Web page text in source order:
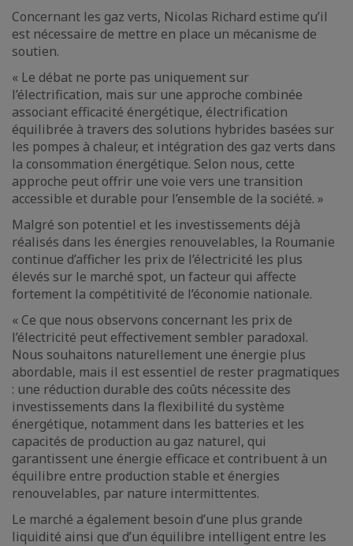
Concernant les gaz verts, Nicolas Richard estime qu’il
est nécessaire de mettre en place un mécanisme de
soutien.
« Le débat ne porte pas uniquement sur
l’électrification, mais sur une approche combinée
associant efficacité énergétique, électrification
équilibrée à travers des solutions hybrides basées sur
les pompes à chaleur, et intégration des gaz verts dans
la consommation énergétique. Selon nous, cette
approche peut offrir une voie vers une transition
accessible et durable pour l’ensemble de la société. »
Malgré son potentiel et les investissements déjà
réalisés dans les énergies renouvelables, la Roumanie
continue d’afficher les prix de l’électricité les plus
élevés sur le marché spot, un facteur qui affecte
fortement la compétitivité de l’économie nationale.
« Ce que nous observons concernant les prix de
l’électricité peut effectivement sembler paradoxal.
Nous souhaitons naturellement une énergie plus
abordable, mais il est essentiel de rester pragmatiques
: une réduction durable des coûts nécessite des
investissements dans la flexibilité du système
énergétique, notamment dans les batteries et les
capacités de production au gaz naturel, qui
garantissent une énergie efficace et contribuent à un
équilibre entre production stable et énergies
renouvelables, par nature intermittentes.
Le marché a également besoin d’une plus grande
liquidité ainsi que d’un équilibre intelligent entre les